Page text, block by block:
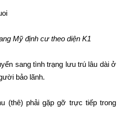
Mỹ định cư theo diện K1
sang tình trạng lưu trú lâu dài ở
bảo lãnh.
(thê) phải gặp gỡ trực tiếp trong